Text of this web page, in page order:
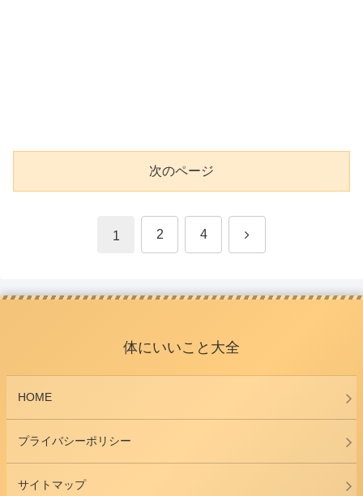
次のページ
1 2 4 次
体にいいこと大全
HOME
プライバシーポリシー
サイトマップ